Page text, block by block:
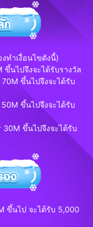
ทำเงื่อนไขดังนี้)
นไปจึงจะได้รับรางวัล
ขึ้นไปจึงจะได้รับ
ขึ้นไปจึงจะได้รับ
ขึ้นไปจึงจะได้รับ
ขึ้นไป จะได้รับ 5,000